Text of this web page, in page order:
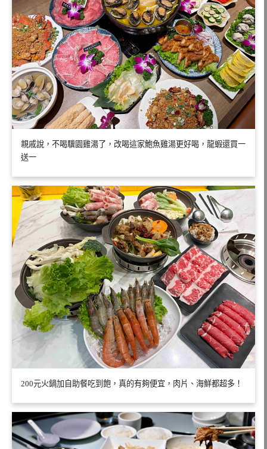
親戚說，不喝驥園雞湯了，改喝這家鮑魚雞湯更好喝，龍蝦還買一
送一
200元火鍋加自助餐吃到飽，真的有夠便宜，肉片、海鮮都超多！